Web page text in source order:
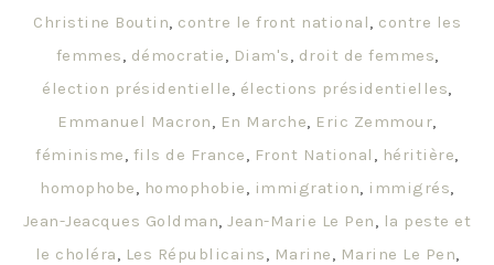
Christine Boutin, contre le front national, contre les
femmes, démocratie, Diam's, droit de femmes,
élection présidentielle, élections présidentielles,
Emmanuel Macron, En Marche, Eric Zemmour,
féminisme, fils de France, Front National , héritière,
homophobe, homophobie, immigration, immigrés,
Jean-Jeacques Goldman,Jean-Marie Le Pen, la peste et
le choléra, Les Républicains, Marine, Marine Le Pen,